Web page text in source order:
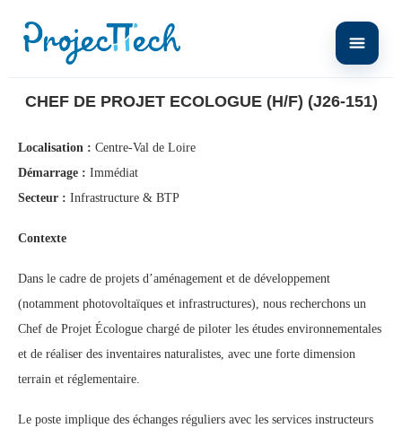
CHEF DE PROJET ECOLOGUE (H/F) (J26-151)
Localisation : Centre-Val de Loire
Démarrage : Immédiat
Secteur : Infrastructure & BTP
Contexte
Dans le cadre de projets d’aménagement et de développement
(notamment photovoltaïques et infrastructures), nous recherchons un
Chef de Projet Écologue chargé de piloter les études environnementales
et de réaliser des inventaires naturalistes, avec une forte dimension
terrain et réglementaire.
Le poste implique des échanges réguliers avec les services instructeurs